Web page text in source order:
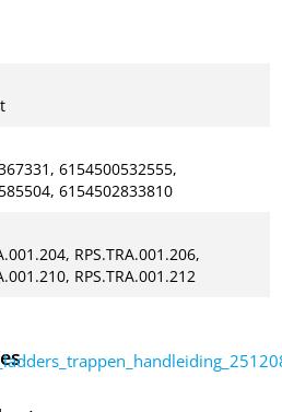
6154500532555,
6154502833810
RPS.TRA.001.206,
RPS.TRA.001.212